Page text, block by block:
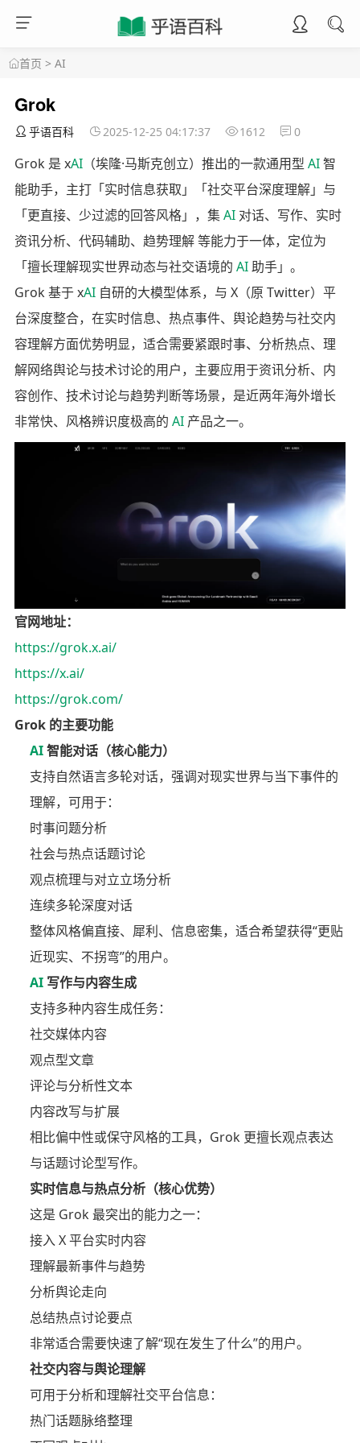
首页 > AI
Grok
乎语百科 2025-12-25 04:17:37 1612 0
Grok 是 xAI （埃隆·马斯克创立）推出的一款通用型 AI智
能助手，主打「实时信息获取」「社交平台深度理解」与
「更直接、少过滤的回答风格」，集AI 对话、写作、实时
资讯分析、代码辅助、趋势理解 等能力于一体，定位为
「擅长理解现实世界动态与社交语境的 AI助手」。
Grok 基于 xAI 自研的大模型体系，与 X（原 Twitter）平
台深度整合，在实时信息、热点事件、舆论趋势与社交内
容理解方面优势明显，适合需要紧跟时事、分析热点、理
解网络舆论与技术讨论的用户，主要应用于资讯分析、内
容创作、技术讨论与趋势判断等场景，是近两年海外增长
非常快、风格辨识度极高的 AI 产品之一。
官网地址：
https://grok.x.ai/
https://x.ai/
https://grok.com/
Grok 的主要功能
AI智能对话（核心能力）
支持自然语言多轮对话，强调对现实世界与当下事件的
理解，可用于：
时事问题分析
社会与热点话题讨论
观点梳理与对立立场分析
连续多轮深度对话
整体风格偏直接、犀利、信息密集，适合希望获得“更贴
近现实、不拐弯”的用户。
AI 写作与内容生成
支持多种内容生成任务：
社交媒体内容
观点型文章
评论与分析性文本
内容改写与扩展
相比偏中性或保守风格的工具，Grok 更擅长观点表达
与话题讨论型写作。
实时信息与热点分析（核心优势）
这是 Grok 最突出的能力之一：
接入 X 平台实时内容
理解最新事件与趋势
分析舆论走向
总结热点讨论要点
非常适合需要快速了解“现在发生了什么”的用户。
社交内容与舆论理解
可用于分析和理解社交平台信息：
热门话题脉络整理